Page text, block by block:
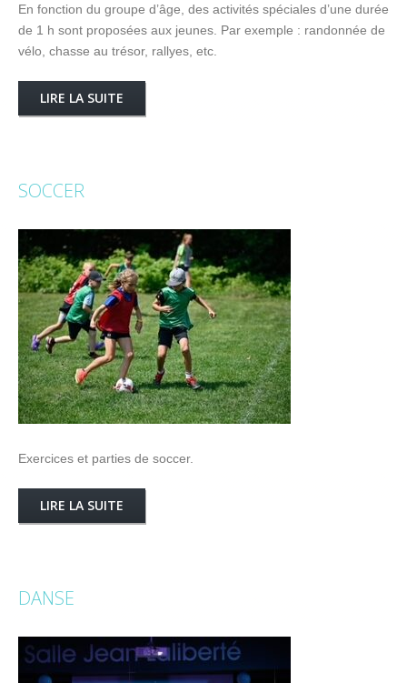
En fonction du groupe d’âge, des activités spéciales d’une durée
de 1 h sont proposées aux jeunes. Par exemple : randonnée de
vélo, chasse au trésor, rallyes, etc.
LIRE LA SUITE
SOCCER
Exercices et parties de soccer.
LIRE LA SUITE
DANSE